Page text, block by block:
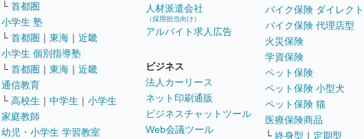
└ 首都圏
小学生 塾
└ 首都圏 ｜ 東海 ｜ 近畿
小学生 個別指導塾
└ 首都圏 ｜ 東海 ｜ 近畿
通信教育
└ 高校生 ｜ 中学生 ｜ 小学生
家庭教師
幼児・小学生 学習教室
人材派遣会社
（採用担当向け）
アルバイト求人広告
ビジネス
法人カーリース
ネット印刷通販
ビジネスチャットツール
Web会議ツール
バイク保険 ダイレク
バイク保険 代理店型
火災保険
学資保険
ペット保険
ペット保険 小型犬
ペット保険 猫
医療保険商品
└ 終身型 ｜ 定期型